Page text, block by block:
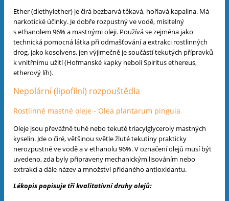
Ether (diethylether) je čirá bezbarvá těkavá, hořlavá kapalina. Má
narkotické účinky. Je dobře rozpustný ve vodě, mísitelný
s ethanolem 96% a mastnými oleji. Používá se zejména jako
technická pomocná látka při odmašťování a extrakci rostlinných
drog, jako kosolvens, jen výjimečně je součástí tekutých přípravků
k vnitřnímu užití (Hofmanské kapky neboli Spiritus ethereus,
etherový líh).
Nepolární (lipofilní) rozpouštědla
Rostlinné mastné oleje - Olea plantarum pinguia
Oleje jsou převážně tuhé nebo tekuté triacylglyceroly mastných
kyselin. Jde o čiré, většinou světle žluté tekutiny prakticky
nerozpustné ve vodě a v ethanolu 96%. V označení olejů musí být
uvedeno, zda byly připraveny mechanickým lisováním nebo
extrakcí a dále název a množství přidaného antioxidantu.
Lékopis popisuje tři kvalitativní druhy olejů: